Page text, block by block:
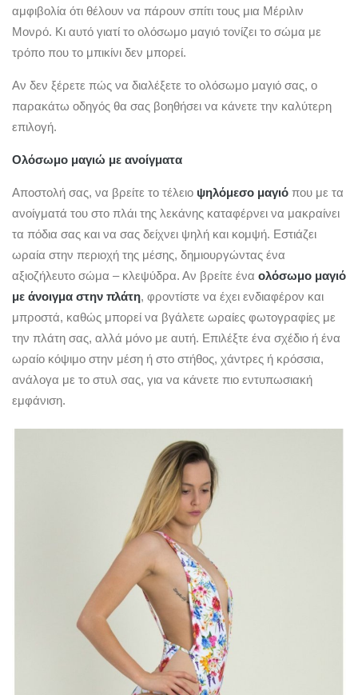
αμφιβολία ότι θέλουν να πάρουν σπίτι τους μια Μέριλιν
Μονρό. Κι αυτό γιατί το ολόσωμο μαγιό τονίζει το σώμα με
τρόπο που το μπικίνι δεν μπορεί.
Αν δεν ξέρετε πώς να διαλέξετε το ολόσωμο μαγιό σας, ο
παρακάτω οδηγός θα σας βοηθήσει να κάνετε την καλύτερη
επιλογή.
Ολόσωμο μαγιώ με ανοίγματα
Αποστολή σας, να βρείτε το τέλειο ψηλόμεσο μαγιό που με τα
ανοίγματά του στο πλάι της λεκάνης καταφέρνει να μακραίνει
τα πόδια σας και να σας δείχνει ψηλή και κομψή. Εστιάζει
ωραία στην περιοχή της μέσης, δημιουργώντας ένα
αξιοζήλευτο σώμα – κλεψύδρα. Αν βρείτε ένα ολόσωμο μαγιό
με άνοιγμα στην πλάτη, φροντίστε να έχει ενδιαφέρον και
μπροστά, καθώς μπορεί να βγάλετε ωραίες φωτογραφίες με
την πλάτη σας, αλλά μόνο με αυτή. Επιλέξτε ένα σχέδιο ή ένα
ωραίο κόψιμο στην μέση ή στο στήθος, χάντρες ή κρόσσια,
ανάλογα με το στυλ σας, για να κάνετε πιο εντυπωσιακή
εμφάνιση.